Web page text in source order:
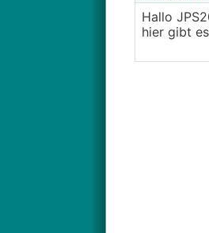
Hallo
hier gibt